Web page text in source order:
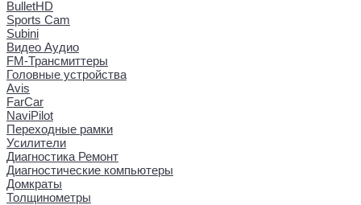
BulletHD
Sports Cam
Subini
Видео Аудио
FM-Трансмиттеры
Головные устройства
Avis
FarCar
NaviPilot
Переходные рамки
Усилители
Диагностика Ремонт
Диагностические компьютеры
Домкраты
Толщинометры